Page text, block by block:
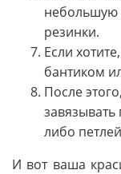
небольшую
резинки.
Если
бантиком
После
либо
И вот ваша